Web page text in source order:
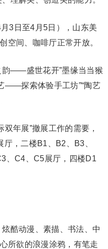
日至4月5日），山东美
空间、咖啡厅正常开放。
——盛世花开”墨缘当当猴
——探索体验手工坊”“陶艺
展”撤展工作的需要，
，二楼B1、B2、B3、
、C4、C5展厅，四楼D1
酷动漫、素描、书法、中
所欲的浪漫涂鸦，有笔走